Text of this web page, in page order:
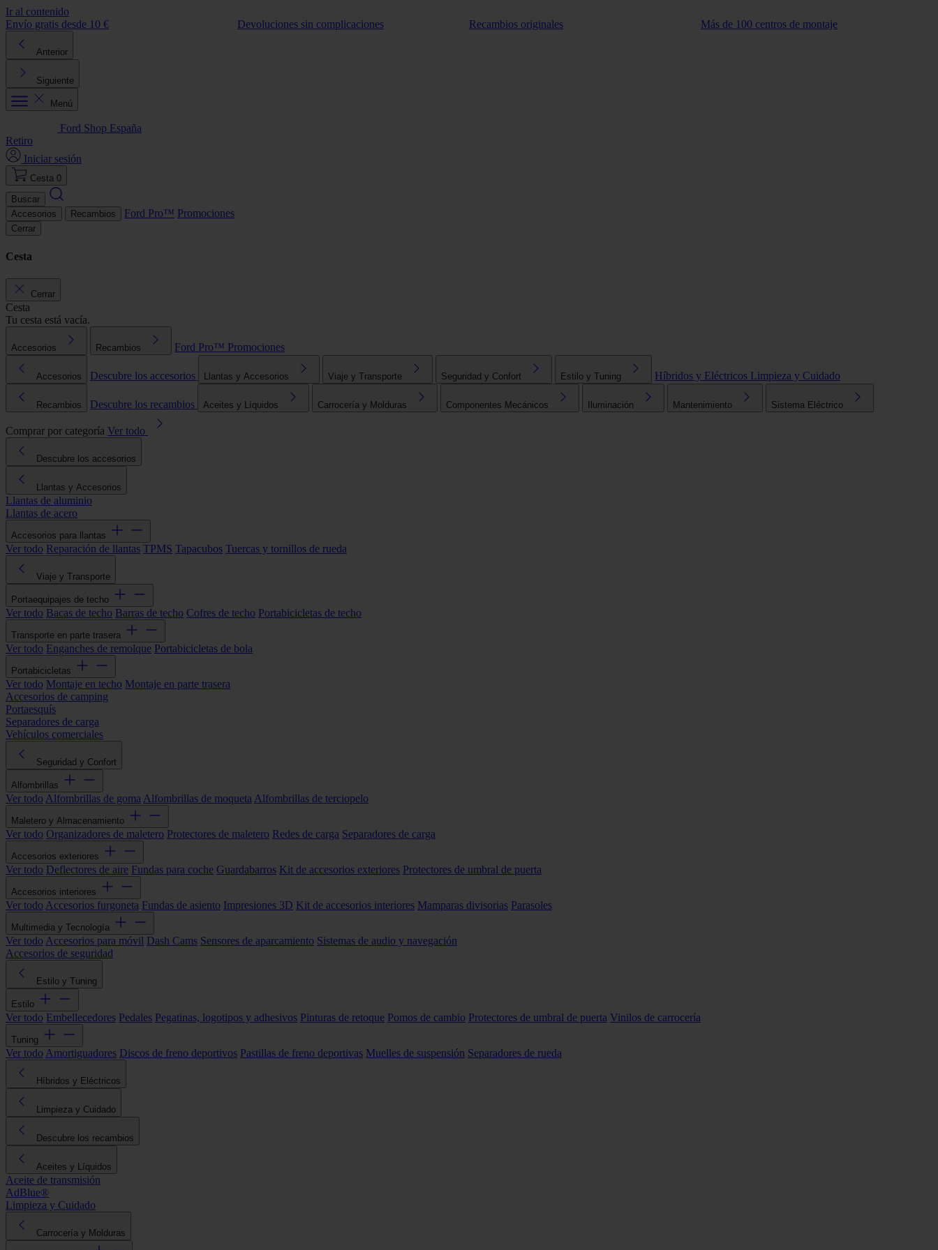
Ir al contenido
Envío gratis desde 10 €
Devoluciones sin complicaciones Recambios originales Más de 100 centros de montaje
Anterior
Siguiente
Menú
Ford Shop España
Retiro
Iniciar sesión
Cesta 0
Buscar
Accesorios
Recambios Ford Pro™ Promociones
Cerrar
Cesta
Cerrar
Cesta
Tu cesta está vacía.
Accesorios Recambios Ford Pro™ Promociones
Accesorios Descubre los accesorios Llantas y Accesorios Viaje y Transporte Seguridad y Confort Estilo y Tuning Híbridos y Eléctricos Limpieza y Cuidado
Recambios Descubre los recambios Aceites y Líquidos Carrocería y Molduras Componentes Mecánicos Iluminación Mantenimiento Sistema Eléctrico
Comprar por categoría Ver todo
Descubre los accesorios
Llantas y Accesorios
Llantas de aluminio
Llantas de acero
Accesorios para llantas
Ver todo Reparación de llantas TPMS Tapacubos Tuercas y tornillos de rueda
Viaje y Transporte
Portaequipajes de techo
Ver todo Bacas de techo Barras de techo Cofres de techo Portabicicletas de techo
Transporte en parte trasera
Ver todo Enganches de remolque Portabicicletas de bola
Portabicicletas
Ver todo Montaje en techo Montaje en parte trasera
Accesorios de camping
Portaesquís
Separadores de carga
Vehículos comerciales
Seguridad y Confort
Alfombrillas
Ver todo Alfombrillas de goma Alfombrillas de moqueta Alfombrillas de terciopelo
Maletero y Almacenamiento
Ver todo Organizadores de maletero Protectores de maletero Redes de carga Separadores de carga
Accesorios exteriores
Ver todo Deflectores de aire Fundas para coche Guardabarros Kit de accesorios exteriores Protectores de umbral de puerta
Accesorios interiores
Ver todo Accesorios furgoneta Fundas de asiento Impresiones 3D Kit de accesorios interiores Mamparas divisorias Parasoles
Multimedia y Tecnología
Ver todo Accesorios para móvil Dash Cams Sensores de aparcamiento Sistemas de audio y navegación
Accesorios de seguridad
Estilo y Tuning
Estilo
Ver todo Embellecedores Pedales Pegatinas, logotipos y adhesivos Pinturas de retoque Pomos de cambio Protectores de umbral de puerta Vinilos de carrocería
Tuning
Ver todo Amortiguadores Discos de freno deportivos Pastillas de freno deportivas Muelles de suspensión Separadores de rueda
Híbridos y Eléctricos
Limpieza y Cuidado
Descubre los recambios
Aceites y Líquidos
Aceite de transmisión
AdBlue®
Limpieza y Cuidado
Carrocería y Molduras